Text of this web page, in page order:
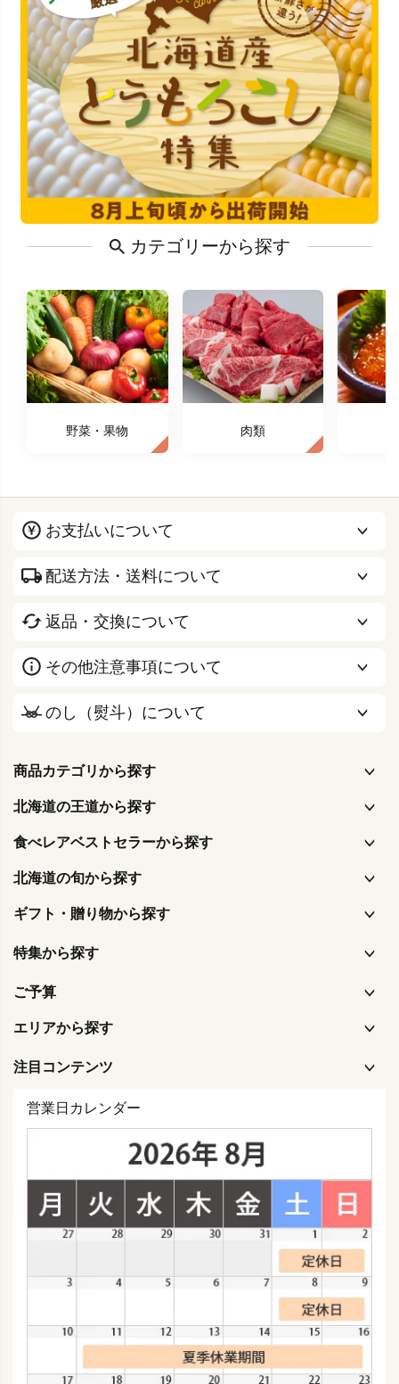
カテゴリーから探す
野菜・果物 肉類
お支払いについて
配送方法・送料について
返品・交換について
その他注意事項について
のし（熨斗）について
商品カテゴリから探す
北海道の王道から探す
食べレアベストセラーから探す
北海道の旬から探す
ギフト・贈り物から探す
特集から探す
ご予算
エリアから探す
注目コンテンツ
営業日カレンダー